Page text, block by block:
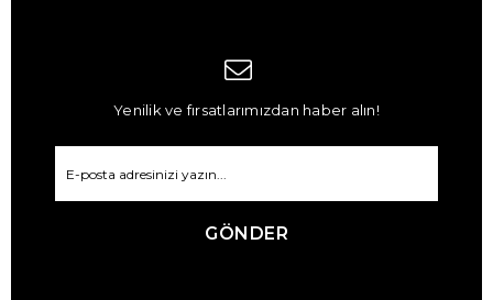
Yenilik ve fırsatlarımızdan haber alın!
GÖNDER